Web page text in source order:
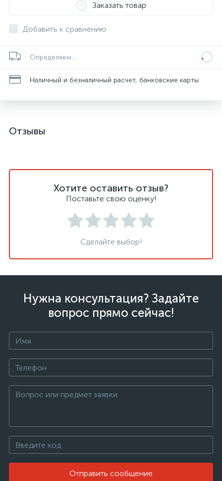
Заказать товар
Добавить к сравнению
Определяем...
Наличный и безналичный расчет, банковские карты
Отзывы
Хотите оставить отзыв?
Поставьте свою оценку!
Сделайте выбор!
Нужна консультация? Задайте
вопрос прямо сейчас!
Отправить сообщение